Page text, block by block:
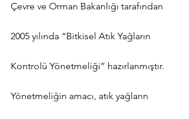
Çevre ve Orman Bakanlığı tarafından
2005 yılında “Bitkisel Atık Yağların
Kontrolü Yönetmeliği” hazırlanmıştır.
Yönetmeliğin amacı, atık yağların